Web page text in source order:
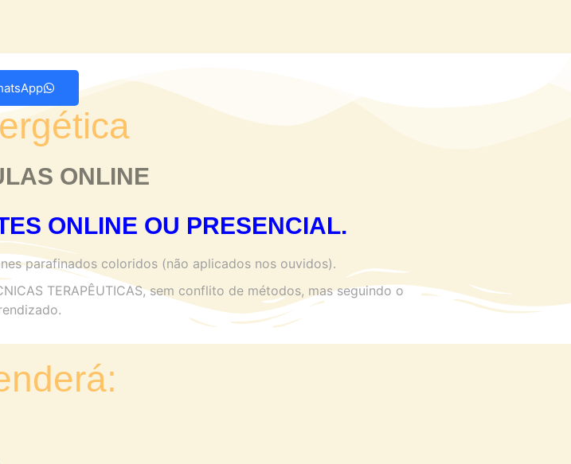
ONLINE
ONLINE OU PRESENCIAL.
parafinados coloridos (não aplicados nos ouvidos).
TERAPÊUTICAS, sem conflito de métodos, mas seguindo o